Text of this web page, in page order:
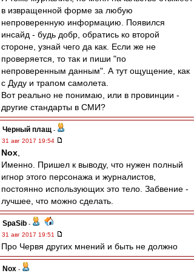
в извращенной форме за любую
непроверенную информацию. Появился
инсайд - будь добр, обратись ко второй
стороне, узнай чего да как. Если же не
проверяется, то так и пиши "по
непроверенным данным". А тут ощущение, как
с Дуду и трапом самолета.
Вот реально не понимаю, или в провинции -
другие стандарты в СМИ?
Черный плащ -
31 авг 2017 19:54
Nox
Именно. Пришел к выводу, что нужен полный
игнор этого персонажа и журналистов,
постоянно использующих это тело. Забвение -
лучшее, что можно сделать.
SpaSib -
31 авг 2017 19:51
Про Червя других мнений и быть не должно
Nox -